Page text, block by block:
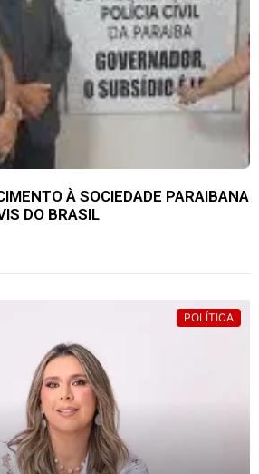
À SOCIEDADE PARAIBANA
DO BRASIL
POLÍTICA